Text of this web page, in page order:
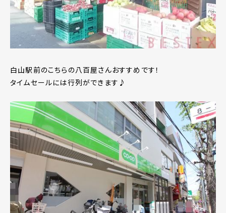
白山駅前のこちらの八百屋さんおすすめです！
タイムセールには行列ができます♪